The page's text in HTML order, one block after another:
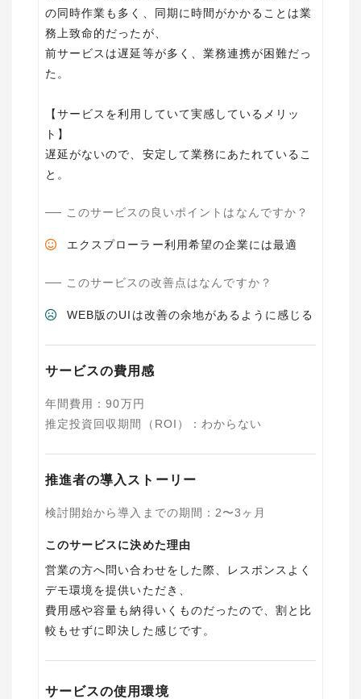
の同時作業も多く、同期に時間がかかることは業
務上致命的だったが、
前サービスは遅延等が多く、業務連携が困難だっ
た。
【サービスを利用していて実感しているメリッ
ト】
遅延がないので、安定して業務にあたれているこ
と。
このサービスの良いポイントはなんですか？
エクスプローラー利用希望の企業には最適
このサービスの改善点はなんですか？
WEB版のUIは改善の余地があるように感じる
サービスの費用感
年間費用 ：90万円
推定投資回収期間（ROI）
： わからない
推進者の導入ストーリー
検討開始から導入までの期間 ： 2〜3ヶ月
このサービスに決めた理由
営業の方へ問い合わせをした際、レスポンスよく
デモ環境を提供いただき、
費用感や容量も納得いくものだったので、割と比
較もせずに即決した感じです。
サービスの使用環境